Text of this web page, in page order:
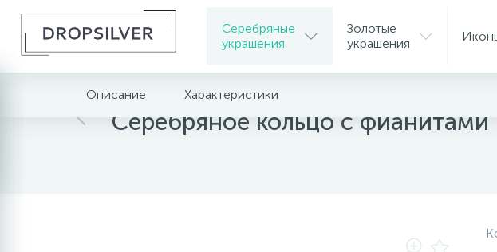
Серебряные
украшения
Золотые
украшения
Главная Серебряные украшения
Серебряное кольцо с фианитами
Описание Характеристики